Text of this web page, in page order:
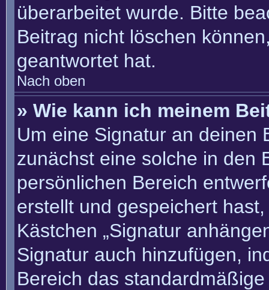
überarbeitet wurde. Bitte
Beitrag nicht löschen
geantwortet hat.
Nach oben
» Wie kann ich meinem
Um eine Signatur an deinen
zunächst eine solche in den
persönlichen Bereich
erstellt und gespeichert
Kästchen „Signatur
Signatur auch hinzufügen,
Bereich das